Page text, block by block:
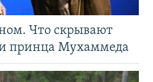
Что скрывают
принца Мухаммеда